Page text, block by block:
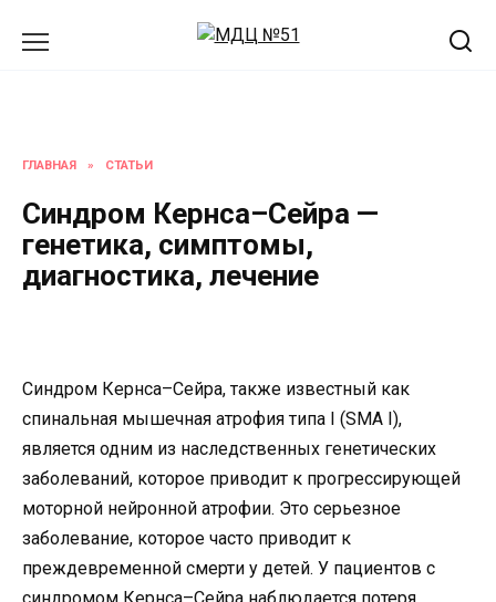
ГЛАВНАЯ » СТАТЬИ
Синдром Кернса–Сейра —
генетика, симптомы,
диагностика, лечение
Синдром Кернса–Сейра, также известный как
спинальная мышечная атрофия типа I (SMA I),
является одним из наследственных генетических
заболеваний, которое приводит к прогрессирующей
моторной нейронной атрофии. Это серьезное
заболевание, которое часто приводит к
преждевременной смерти у детей. У пациентов с